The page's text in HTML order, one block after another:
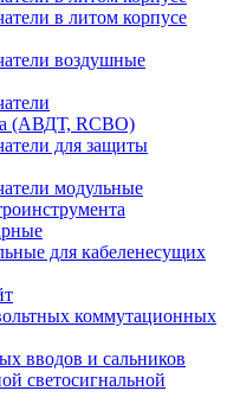
в литом корпусе
воздушные
(АВДТ, RCBO)
для защиты
модульные
для кабеленесущих
коммутационных
вводов и сальников
светосигнальной